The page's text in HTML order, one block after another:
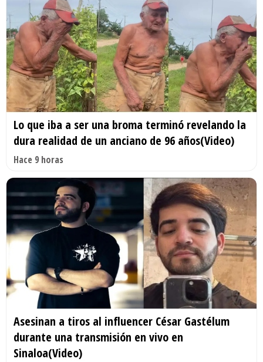
Lo que iba a ser una broma terminó revelando la
dura realidad de un anciano de 96 años(Video)
Hace 9 horas
Asesinan a tiros al influencer César Gastélum
durante una transmisión en vivo en
Sinaloa(Video)